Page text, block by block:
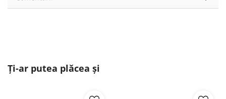
Ți-ar putea plăcea și